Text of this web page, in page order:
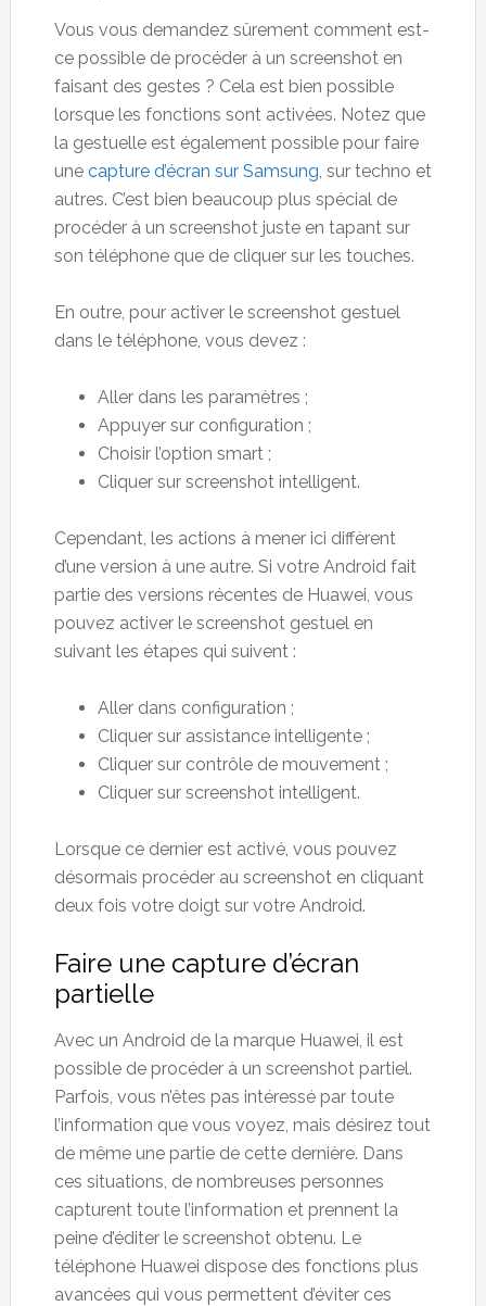
Vous vous demandez sûrement comment est-
ce possible de procéder à un screenshot en
faisant des gestes ? Cela est bien possible
lorsque les fonctions sont activées. Notez que
la gestuelle est également possible pour faire
une capture d’écran sur Samsung, sur techno et
autres. C’est bien beaucoup plus spécial de
procéder à un screenshot juste en tapant sur
son téléphone que de cliquer sur les touches.
En outre, pour activer le screenshot gestuel
dans le téléphone, vous devez :
Aller dans les paramètres ;
Appuyer sur configuration ;
Choisir l’option smart ;
Cliquer sur screenshot intelligent.
Cependant, les actions à mener ici diffèrent
d’une version à une autre. Si votre Android fait
partie des versions récentes de Huawei, vous
pouvez activer le screenshot gestuel en
suivant les étapes qui suivent :
Aller dans configuration ;
Cliquer sur assistance intelligente ;
Cliquer sur contrôle de mouvement ;
Cliquer sur screenshot intelligent.
Lorsque ce dernier est activé, vous pouvez
désormais procéder au screenshot en cliquant
deux fois votre doigt sur votre Android.
Faire une capture d’écran
partielle
Avec un Android de la marque Huawei, il est
possible de procéder à un screenshot partiel.
Parfois, vous n’êtes pas intéressé par toute
l’information que vous voyez, mais désirez tout
de même une partie de cette dernière. Dans
ces situations, de nombreuses personnes
capturent toute l’information et prennent la
peine d’éditer le screenshot obtenu. Le
téléphone Huawei dispose des fonctions plus
avancées qui vous permettent d’éviter ces